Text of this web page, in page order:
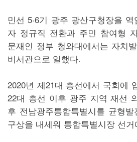
민선 5·6기 광주 광산구청장을
자 정규직 전환과 주민 참여형
문재인 정부 청와대에서는 자치
비서관으로 일했다.
2020년 제21대 총선에서 국회에
22대 총선 이후 광주 지역 재선
후 전남광주통합특별시를 균형
구상을 내세워 통합특별시장 선